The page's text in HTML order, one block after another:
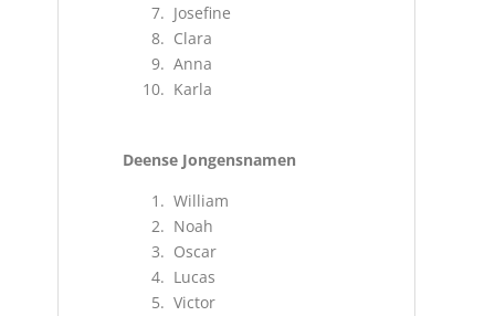
Josefine
Clara
Anna
Karla
Deense Jongensnamen
William
Noah
Oscar
Lucas
Victor